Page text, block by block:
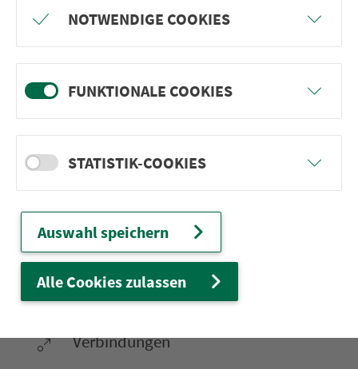
Mach mit und gewinne einen von 1.000
Team-Plätzen für eine Abenteuer-Rallye!
weiter
Nürn­berg
22.000 Qua­drat­ki­lo­me­ter. 130 Ver­kehrs­un­
ter­neh­men. 1.100 Linien. Eine Fahr­kar­te.
Ver­bin­dungen
NOTWENDIGE COOKIES
FUNKTIONALE COOKIES
STATISTIK-COOKIES
Auswahl speichern
Alle Cookies zulassen